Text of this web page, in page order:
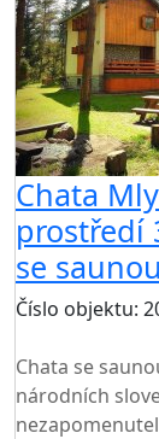
Chata
prostředí
se saunou
Číslo objektu:
Chata se
národních